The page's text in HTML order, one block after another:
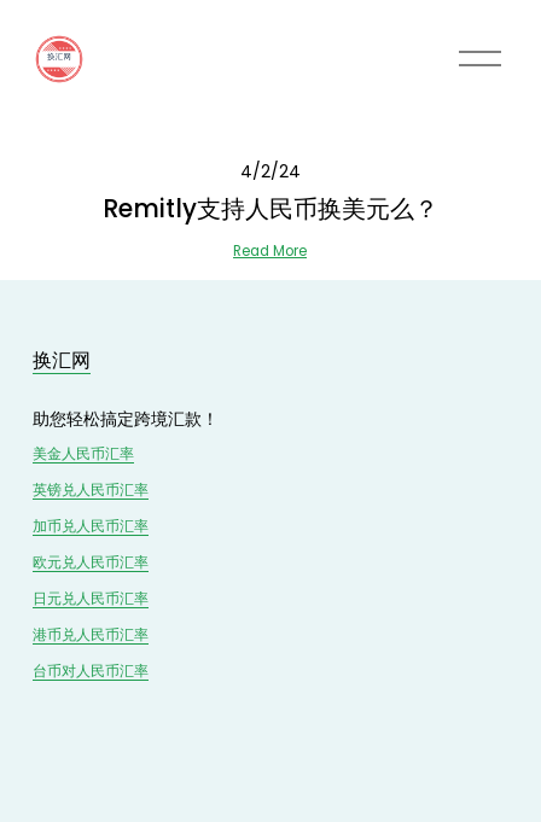
O
4/2/24
Remitly支持人民币换美元么？
Read More
换汇网
助您轻松搞定跨境汇款！
美金人民币汇率
英镑兑人民币汇率
加币兑人民币汇率
欧元兑人民币汇率
日元兑人民币汇率
港币兑人民币汇率
台币对人民币汇率